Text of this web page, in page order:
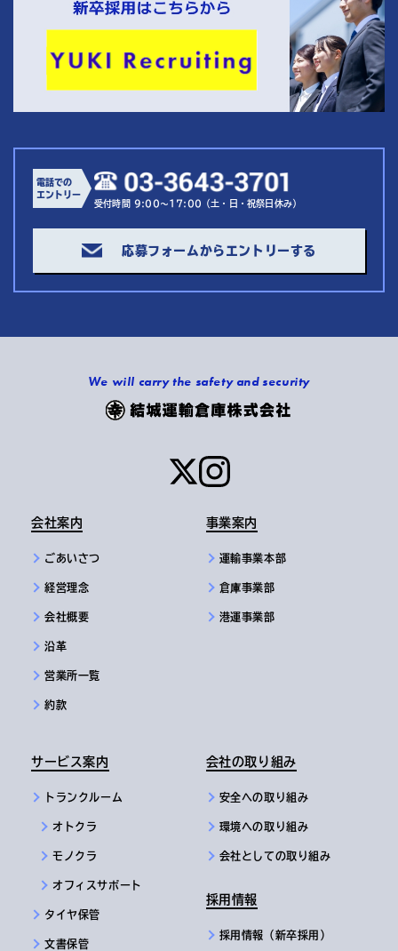
電話での
エントリー
受付時間 9:00～17:00（土・日・祝祭日休み）
応募フォームからエントリーする
We will carry the safety and security
会社案内
ごあいさつ
経営理念
会社概要
沿革
営業所一覧
約款
事業案内
運輸事業本部
倉庫事業部
港運事業部
サービス案内
トランクルーム
オトクラ
モノクラ
オフィスサポート
タイヤ保管
文書保管
会社の取り組み
安全への取り組み
環境への取り組み
会社としての取り組み
採用情報
採用情報（新卒採用）